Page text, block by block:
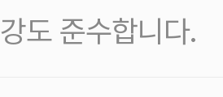
강도 준수합니다.